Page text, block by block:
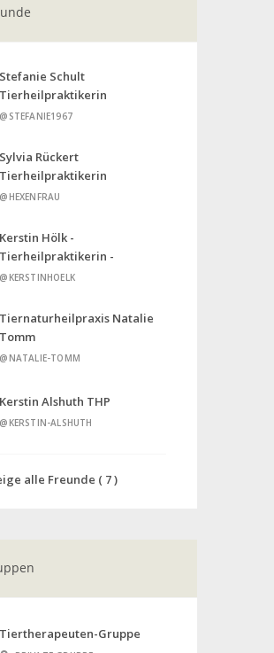
Stefanie Schult
Tierheilpraktikerin
@STEFANIE1967
Sylvia Rückert
Tierheilpraktikerin
@HEXENFRAU
Kerstin Hölk -
Tierheilpraktikerin -
@KERSTINHOELK
Tiernaturheilpraxis Natalie
Tomm
@NATALIE-TOMM
Kerstin Alshuth THP
@KERSTIN-ALSHUTH
alle Freunde ( 7 )
Tiertherapeuten-Gruppe